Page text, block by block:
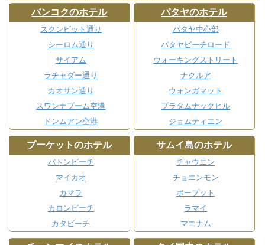
バンコクのホテル
スクンビット通り
シーロム通り
サイアム
ラチャダー通り
カオサン通り
スワンナプーム空港
ドンムアン空港
パタヤのホテル
パタヤ中心部
パタヤビーチロード
ウォーキングストリート
ナクルア
ウォンガマット
プラタムナックヒル
ジョムティエン
プーケットのホテル
パトンビーチ
マイカオ
カマラ
カロンビーチ
カタビーチ
サムイ島のホテル
チャウエン
チョエンモン
ボープット
ラマイ
マエナム